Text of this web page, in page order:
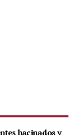
hacinados y